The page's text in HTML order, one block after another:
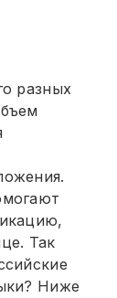
разных
Так
Ниже